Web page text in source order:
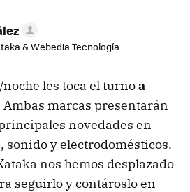
& Webedia Tecnología
les toca el turnoa
Ambas marcas presentarán
novedades en
sonido y electrodomésticos.
nos hemos desplazado
seguirlo y contároslo en